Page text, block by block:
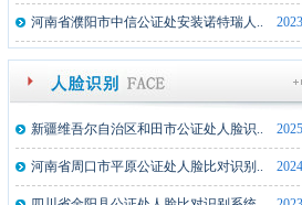
河南省濮阳市中信公证处安装诺特瑞人..
新疆维吾尔自治区和田市公证处人脸识..
河南省周口市平原公证处人脸比对识别..
内蒙古额济纳旗公证处文件文件拍摄仪..
湖北武穴市公证处文件文件拍摄仪一体..